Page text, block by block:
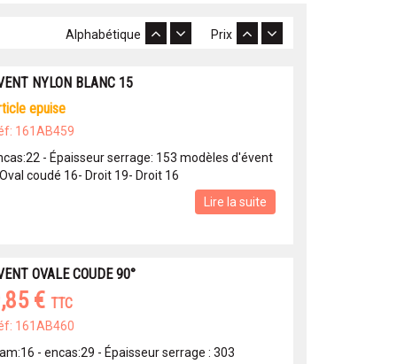
Prix
Alphabétique
NYLON BLANC 15
epuise
161AB459
- Épaisseur serrage: 153 modèles d'évent
coudé 16- Droit 19- Droit 16
Lire la suite
OVALE COUDE 90°
€ TTC
161AB460
- encas:29 - Épaisseur serrage : 303